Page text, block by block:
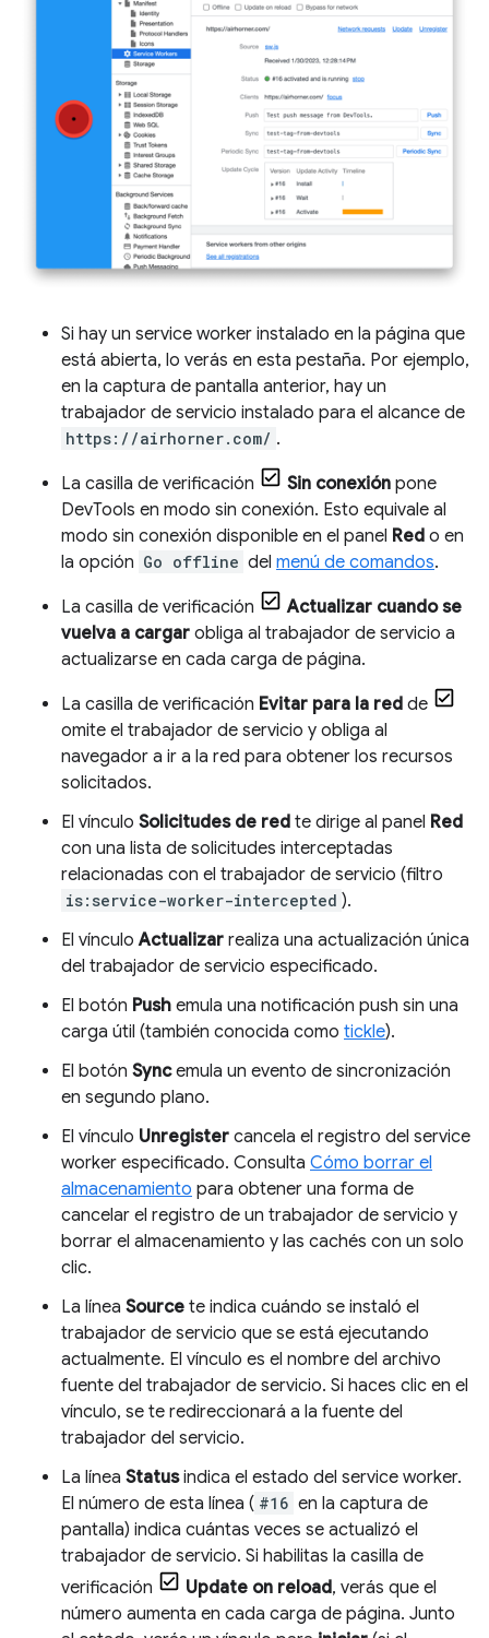
Si hay un service worker instalado en la página que
está abierta, lo verás en esta pestaña. Por ejemplo,
en la captura de pantalla anterior, hay un
trabajador de servicio instalado para el alcance de
https://airhorner.com/ .
La casilla de verificación Sin conexión pone
DevTools en modo sin conexión. Esto equivale al
modo sin conexión disponible en el panel Red o en
la opción Go offline del menú de comandos.
La casilla de verificación
Actualizar cuando se
vuelva a cargar obliga al trabajador de servicio a
actualizarse en cada carga de página.
La casilla de verificación Evitar para la red de
omite el trabajador de servicio y obliga al
navegador a ir a la red para obtener los recursos
solicitados.
El vínculo Solicitudes de red te dirige al panel Red
con una lista de solicitudes interceptadas
relacionadas con el trabajador de servicio (filtro
is:service-worker-intercepted ).
El vínculoActualizar realiza una actualización única
del trabajador de servicio especificado.
El botón Push emula una notificación push sin una
carga útil (también conocida como tickle).
El botón Syncemula un evento de sincronización
en segundo plano.
El vínculo Unregister cancela el registro del service
worker especificado. Consulta Cómo borrar el
almacenamiento para obtener una forma de
cancelar el registro de un trabajador de servicio y
borrar el almacenamiento y las cachés con un solo
clic.
La línea Source te indica cuándo se instaló el
trabajador de servicio que se está ejecutando
actualmente. El vínculo es el nombre del archivo
fuente del trabajador de servicio. Si haces clic en el
vínculo, se te redireccionará a la fuente del
trabajador del servicio.
La línea Statusindica el estado del service worker.
El número de esta línea ( #16 en la captura de
pantalla) indica cuántas veces se actualizó el
trabajador de servicio. Si habilitas la casilla de
verificación
Update on reload, verás que el
número aumenta en cada carga de página. Junto